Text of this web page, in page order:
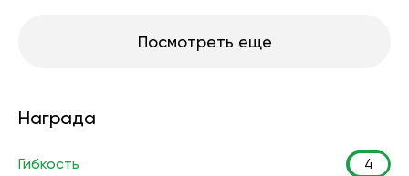
Посмотреть еще
Награда
Гибкость 4